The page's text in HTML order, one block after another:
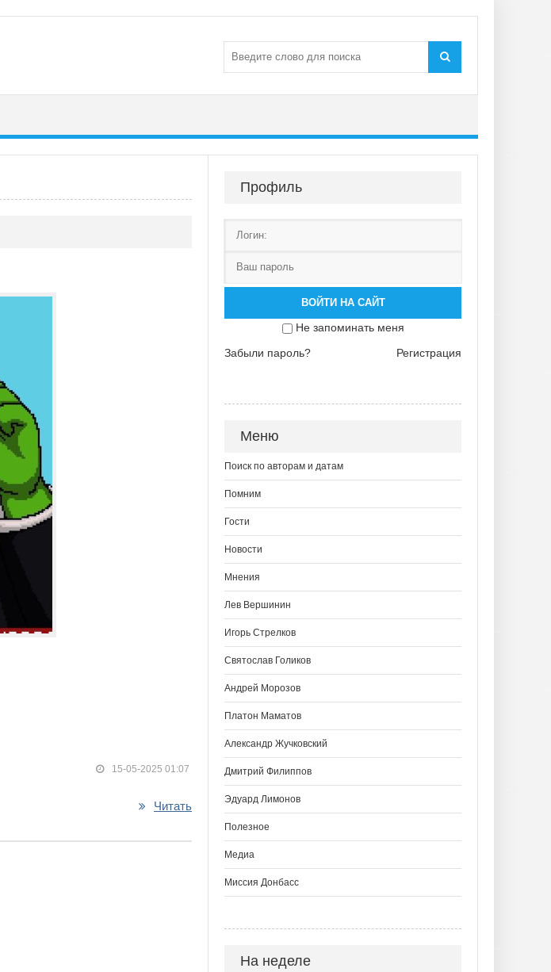
15-05-2025 01:07
Читать
Профиль
ВОЙТИ НА САЙТ
Не запоминать меня
Забыли пароль?
Регистрация
Меню
Поиск по авторам и датам
Помним
Гости
Новости
Мнения
Лев Вершинин
Игорь Стрелков
Святослав Голиков
Андрей Морозов
Платон Маматов
Александр Жучковский
Дмитрий Филиппов
Эдуард Лимонов
Полезное
Медиа
Миссия Донбасс
На неделе